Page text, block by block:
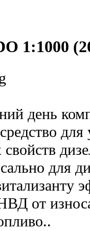
1:1000
день
для
от